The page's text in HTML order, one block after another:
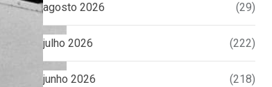
agosto 2026 (29)
julho 2026 (222)
junho 2026 (218)